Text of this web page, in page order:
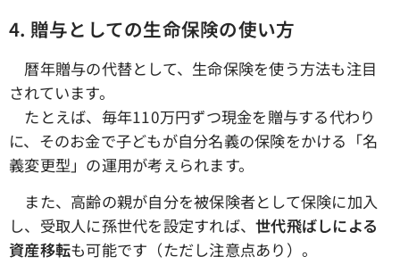
4. 贈与としての生命保険の使い方
暦年贈与の代替として、生命保険を使う方法も注目
されています。
たとえば、毎年110万円ずつ現金を贈与する代わり
に、そのお金で子どもが自分名義の保険をかける「名
義変更型」の運用が考えられます。
また、高齢の親が自分を被保険者として保険に加入
し、受取人に孫世代を設定すれば、世代飛ばしによる
資産移転も可能です（ただし注意点あり）。